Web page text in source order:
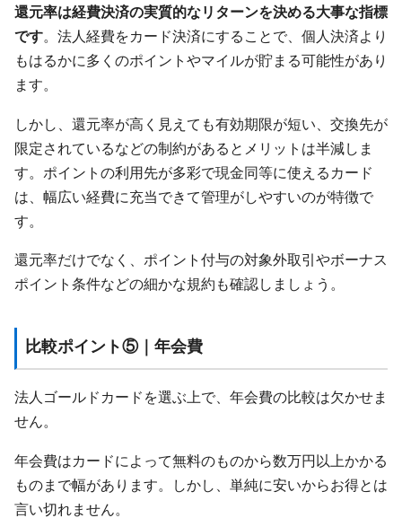
還元率は経費決済の実質的なリターンを決める大事な指標
です。法人経費をカード決済にすることで、個人決済より
もはるかに多くのポイントやマイルが貯まる可能性があり
ます。
しかし、還元率が高く見えても有効期限が短い、交換先が
限定されているなどの制約があるとメリットは半減しま
す。ポイントの利用先が多彩で現金同等に使えるカード
は、幅広い経費に充当できて管理がしやすいのが特徴で
す。
還元率だけでなく、ポイント付与の対象外取引やボーナス
ポイント条件などの細かな規約も確認しましょう。
比較ポイント⑤｜年会費
法人ゴールドカードを選ぶ上で、年会費の比較は欠かせま
せん。
年会費はカードによって無料のものから数万円以上かかる
ものまで幅があります。しかし、単純に安いからお得とは
言い切れません。